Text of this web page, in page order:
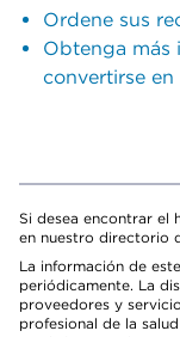
Ordene sus
Obtenga más
convertirse
Si desea encontrar el
en nuestro directorio
La información de
periódicamente. La
proveedores y
profesional de la